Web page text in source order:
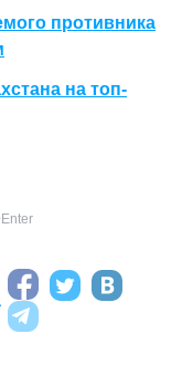
противника
на топ-